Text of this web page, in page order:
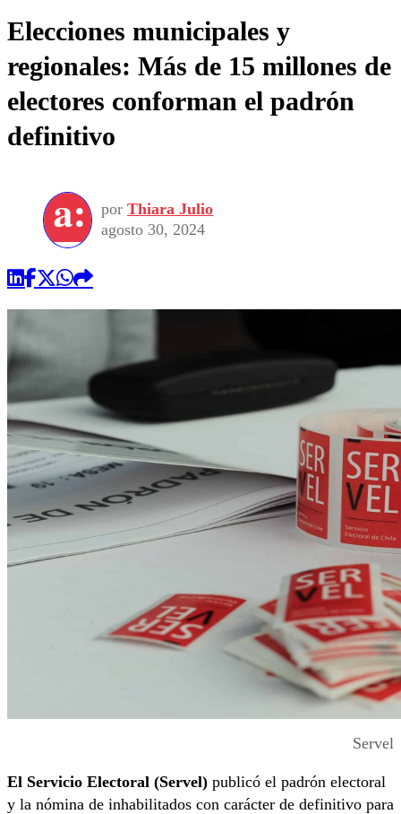
Elecciones municipales y
regionales: Más de 15 millones de
electores conforman el padrón
definitivo
por Thiara Julio
agosto 30, 2024
Servel
El Servicio Electoral (Servel) publicó el padrón electoral
y la nómina de inhabilitados con carácter de definitivo para